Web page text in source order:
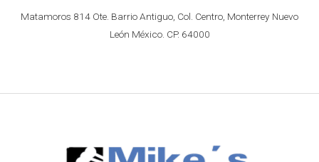
Matamoros 814 Ote. Barrio Antiguo, Col. Centro, Monterrey Nuevo
León México. CP. 64000